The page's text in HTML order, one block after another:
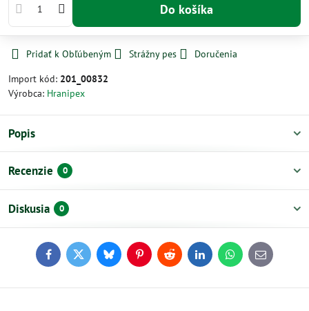
Do košíka
Pridať k Obľúbeným Strážny pes
Doručenia
Import kód: 201_00832
Výrobca: Hranipex
Popis
Recenzie 0
Diskusia 0
FacebookTwitterBlueskyPinterestReddit LinkedInWhatsApp
E-
mail